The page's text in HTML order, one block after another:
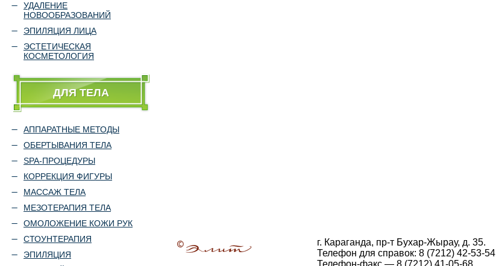
УДАЛЕНИЕ
НОВООБРАЗОВАНИЙ
ЭПИЛЯЦИЯ ЛИЦА
ЭСТЕТИЧЕСКАЯ
КОСМЕТОЛОГИЯ
ДЛЯ ТЕЛА
АППАРАТНЫЕ МЕТОДЫ
ОБЕРТЫВАНИЯ ТЕЛА
SPA-ПРОЦЕДУРЫ
КОРРЕКЦИЯ ФИГУРЫ
МАССАЖ ТЕЛА
МЕЗОТЕРАПИЯ ТЕЛА
ОМОЛОЖЕНИЕ КОЖИ РУК
СТОУНТЕРАПИЯ
ЭПИЛЯЦИЯ
г. Караганда, пр-т Бухар-Жырау, д. 35.
Телефон для справок: 8 (7212) 42-53-54
Телефон-факс — 8 (7212) 41-05-68